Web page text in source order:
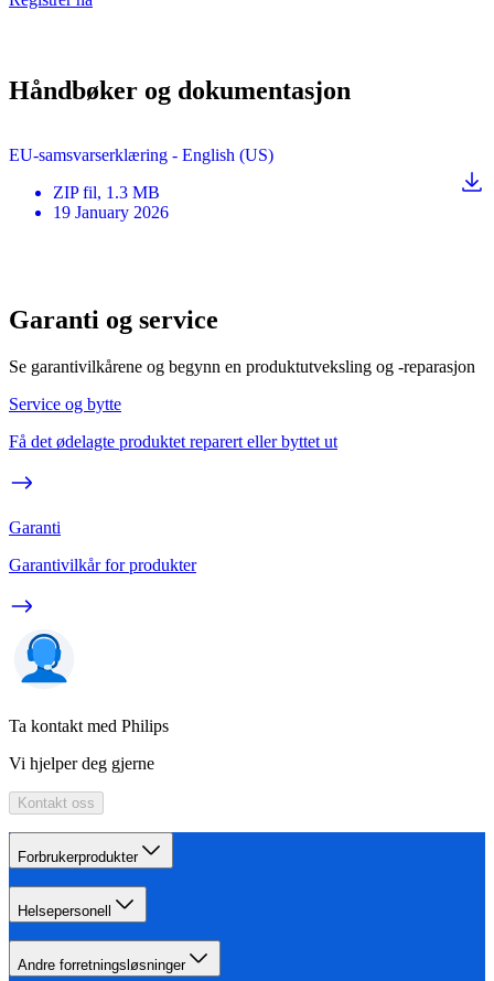
Håndbøker og dokumentasjon
EU-samsvarserklæring - English (US)
ZIP fil, 1.3 MB
19 January 2026
Garanti og service
Se garantivilkårene og begynn en produktutveksling og -reparasjon
Service og bytte
Få det ødelagte produktet reparert eller byttet ut
Garanti
Garantivilkår for produkter
Ta kontakt med Philips
Vi hjelper deg gjerne
Kontakt oss
Forbrukerprodukter
Helsepersonell
Andre forretningsløsninger